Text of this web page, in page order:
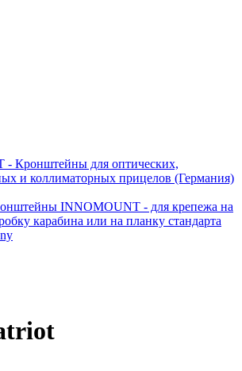
Кронштейны для оптических,
и коллиматорных прицелов (Германия)
INNOMOUNT - для крепежа на
карабина или на планку стандарта